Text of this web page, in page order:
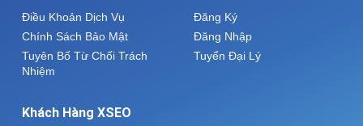
Điều Khoản Dịch Vụ
Chính Sách Bảo Mật
Tuyên Bố Từ Chối Trách
Nhiệm
Đăng Ký
Đăng Nhập
Tuyển Đại Lý
Khách Hàng XSEO